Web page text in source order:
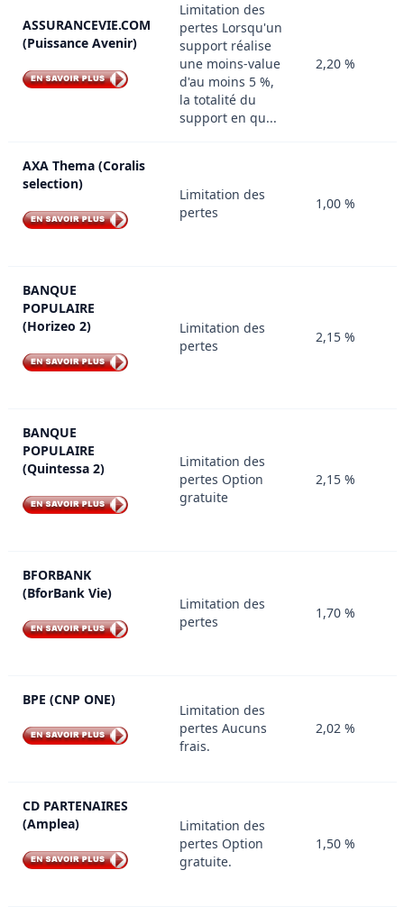
ASSURANCEVIE.COM
(Puissance Avenir)
Limitation des
pertes Lorsqu'un
support réalise
une moins-value
d'au moins 5 %,
la totalité du
support en qu...
2,20 %
AXA Thema (Coralis
selection)
Limitation des
pertes
1,00 %
BANQUE
POPULAIRE
(Horizeo 2)
Limitation des
pertes
2,15 %
BANQUE
POPULAIRE
(Quintessa 2)
Limitation des
pertes Option
gratuite
2,15 %
BFORBANK
(BforBank Vie)
Limitation des
pertes
1,70 %
BPE (CNP ONE)
Limitation des
pertes Aucuns
frais.
2,02 %
CD PARTENAIRES
(Amplea)
Limitation des
pertes Option
gratuite.
1,50 %